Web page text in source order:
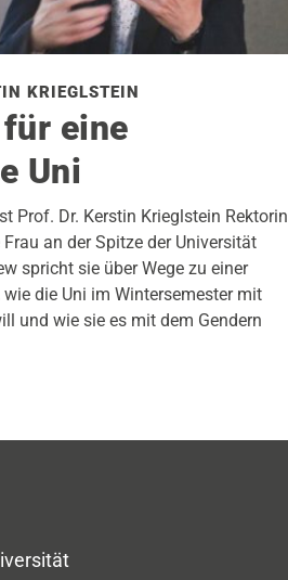
KRIEGLSTEIN
eine
Uni
Prof. Dr. Kerstin Krieglstein Rektorin
an der Spitze der Universität
spricht sie über Wege zu einer
die Uni im Wintersemester mit
und wie sie es mit dem Gendern